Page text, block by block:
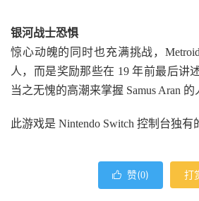
银河战士恐惧
惊心动魄的同时也充满挑战，
人，而是奖励那些在 19 年前最后讲
当之无愧的高潮来掌握 Samus Aran 的
此游戏是 Nintendo Switch 控制台独有
 赞(0) 打